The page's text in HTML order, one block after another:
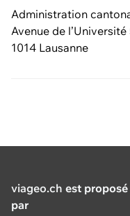
Administration
Avenue de l’Université
1014 Lausanne
viageo.ch est proposé
par